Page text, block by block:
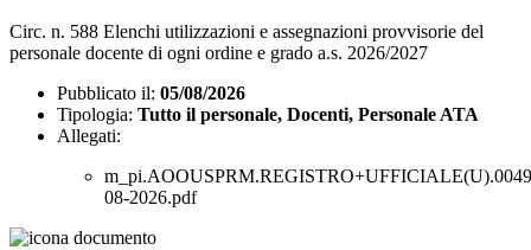
Circ. n. 588 Elenchi utilizzazioni e assegnazioni provvisorie del
personale docente di ogni ordine e grado a.s. 2026/2027
Pubblicato il: 05/08/2026
Tipologia: Tutto il personale, Docenti, Personale ATA
Allegati:
08-2026.pdf